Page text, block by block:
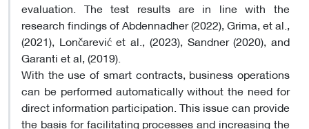
evaluation. The test results are in line with the
research findings of Abdennadher (2022), Grima, et al.,
(2021), Lončarević et al., (2023), Sandner (2020), and
Garanti et al, (2019).
With the use of smart contracts, business operations
can be performed automatically without the need for
direct information participation. This issue can provide
the basis for facilitating processes and increasing the